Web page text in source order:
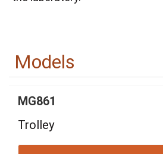
Models
MG861
Trolley